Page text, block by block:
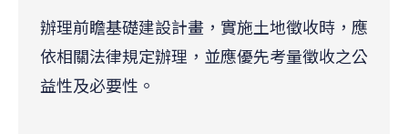
辦理前瞻基礎建設計畫，實施土地徵收時，應
依相關法律規定辦理，並應優先考量徵收之公
益性及必要性。